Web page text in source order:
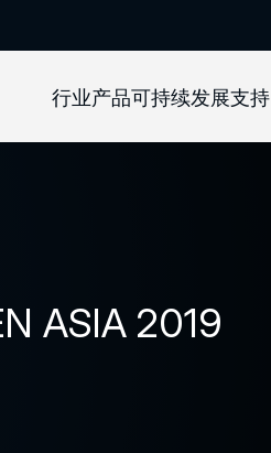
行业产品可持续发展支持
ASIA 2019